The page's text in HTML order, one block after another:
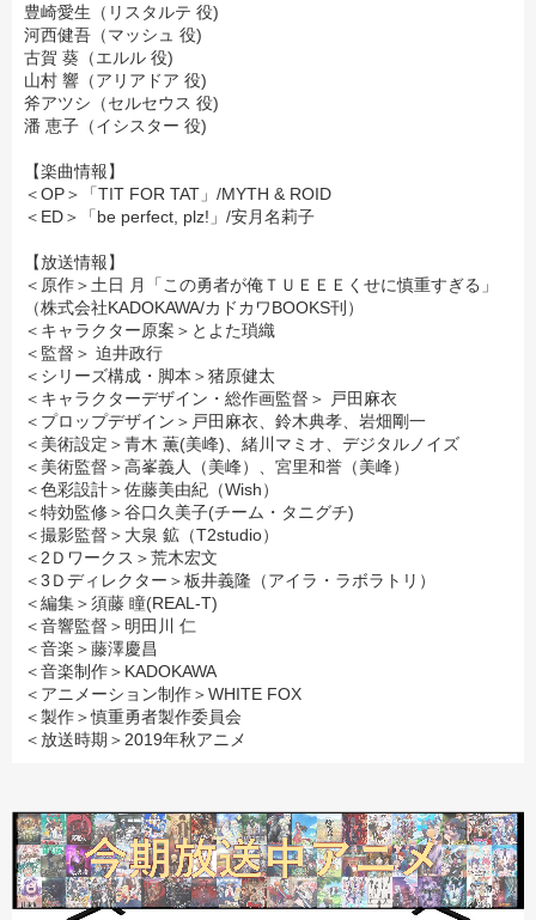
豊崎愛生（リスタルテ 役)
河西健吾（マッシュ 役)
古賀 葵（エルル 役)
山村 響（アリアドア 役)
斧アツシ（セルセウス 役)
潘 恵子（イシスター 役)
【楽曲情報】
＜OP＞「TIT FOR TAT」/MYTH & ROID
＜ED＞「be perfect, plz!」/安月名莉子
【放送情報】
＜原作＞土日 月「この勇者が俺ＴＵＥＥＥくせに慎重すぎる」
（株式会社KADOKAWA/カドカワBOOKS刊）
＜キャラクター原案＞とよた瑣織
＜監督＞ 迫井政行
＜シリーズ構成・脚本＞猪原健太
＜キャラクターデザイン・総作画監督＞ 戸田麻衣
＜プロップデザイン＞戸田麻衣、鈴木典孝、岩畑剛一
＜美術設定＞青木 薫(美峰)、緒川マミオ、デジタルノイズ
＜美術監督＞高峯義人（美峰）、宮里和誉（美峰）
＜色彩設計＞佐藤美由紀（Wish）
＜特効監修＞谷口久美子(チーム・タニグチ)
＜撮影監督＞大泉 鉱（T2studio）
＜2Ｄワークス＞荒木宏文
＜3Ｄディレクター＞板井義隆（アイラ・ラボラトリ）
＜編集＞須藤 瞳(REAL-T)
＜音響監督＞明田川 仁
＜音楽＞藤澤慶昌
＜音楽制作＞KADOKAWA
＜アニメーション制作＞WHITE FOX
＜製作＞慎重勇者製作委員会
＜放送時期＞2019年秋アニメ